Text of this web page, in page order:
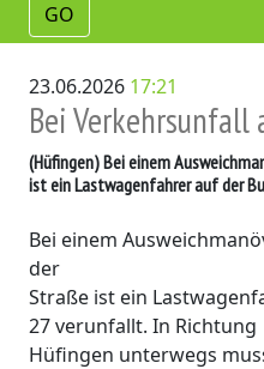
GO
23.06.2026 17:21
Bei
(Hüfingen)Bei einem
ist ein Lastwagenfahrer auf der
Bei einem
der
Straße ist ein
27 verunfallt. In Richtung
Hüfingen unterwegs